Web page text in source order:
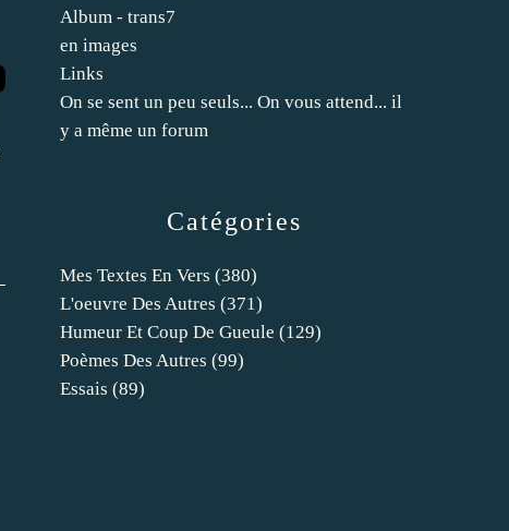
Catégories
Mes Textes En Vers (380)
L'oeuvre Des Autres (371)
Humeur Et Coup De Gueule (129)
Poèmes Des Autres (99)
Essais (89)
Album - trans7
en images
Links
On se sent un peu seuls... On vous attend... il
y a même un forum